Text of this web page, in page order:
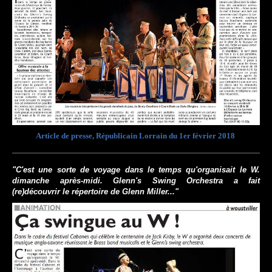
Article de presse, Républicain Lorrain du 1er février 2018
"C'est une sorte de voyage dans le temps qu'organisait le W.
dimanche après-midi. Glenn's Swing Orchestra a fait
(re)découvrir le répertoire de Glenn Miller..."